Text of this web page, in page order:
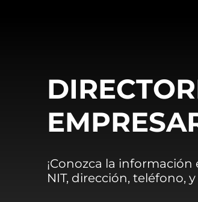
¡Conozca la
NIT, dirección, teléfono,